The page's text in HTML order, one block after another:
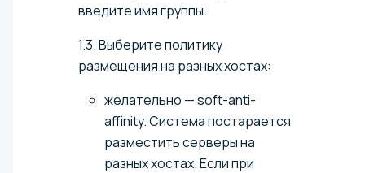
введите имя группы.
1.3. Выберите политику
размещения на разных хостах:
желательно — soft-anti-
affinity. Система постарается
разместить серверы на
разных хостах. Если при